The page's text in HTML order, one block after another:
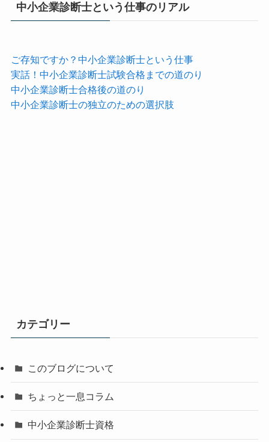
中小企業診断士という仕事のリアル
ご存知ですか？中小企業診断士という仕事
実話！中小企業診断士試験合格までの道のり
中小企業診断士合格後の道のり
中小企業診断士の独立のための選択肢
カテゴリー
このブログについて
ちょっと一息コラム
中小企業診断士資格